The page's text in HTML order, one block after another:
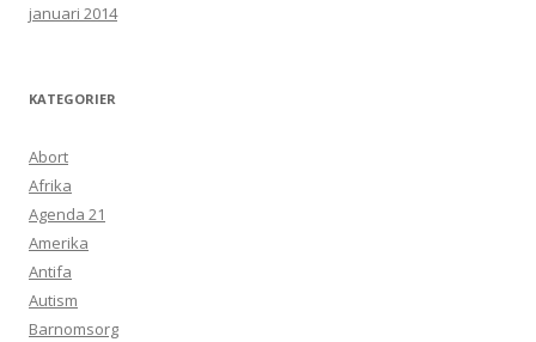
januari 2014
KATEGORIER
Abort
Afrika
Agenda 21
Amerika
Antifa
Autism
Barnomsorg